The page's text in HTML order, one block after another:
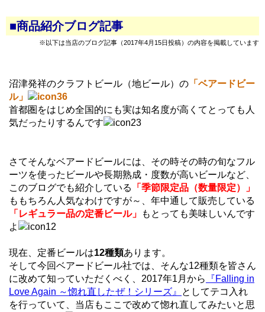
■商品紹介ブログ記事
※以下は当店のブログ記事（2017年4月15日投稿）の内容を掲載しています
沼津発祥のクラフトビール（地ビール）の 「ベアードビー
ル」
首都圏をはじめ全国的にも実は知名度が高くてとっても人
気だったりするんです
さてそんなベアードビールには、その時その時の旬なフル
ーツを使ったビールや長期熟成・度数が高いビールなど、
このブログでも紹介している
「季節限定品（数量限定）」
ももちろん人気なわけですが～、年中通して販売している
「レギュラー品の定番ビール」
もとっても美味しいんです
よ
現在、定番ビールは12種類あります。
そして今回ベアードビール社では、そんな12種類を皆さん
に改めて知っていただくべく、2017年1月から
『Falling in
Love Again ～惚れ直したぜ！シリーズ』
としてテコ入れ
を行っていて、当店もここで改めて惚れ直してみたいと思